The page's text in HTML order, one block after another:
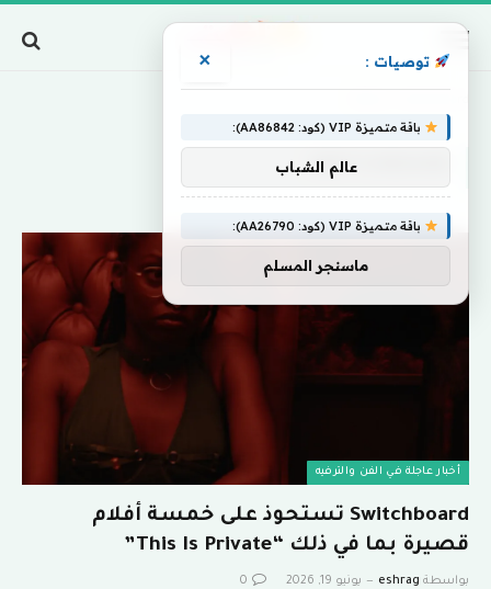
SWITCHBOARD
أخبار عاجلة في الفن والترفيه
Switchboard تستحوذ على خمسة أفلام
قصيرة بما في ذلك “This Is Private”
بواسطة eshrag يونيو 19, 2026 0
توصيات : ×
باقة متميزة VIP (كود: AA86842):
عالم الشباب
باقة متميزة VIP (كود: AA26790):
ماسنجر المسلم